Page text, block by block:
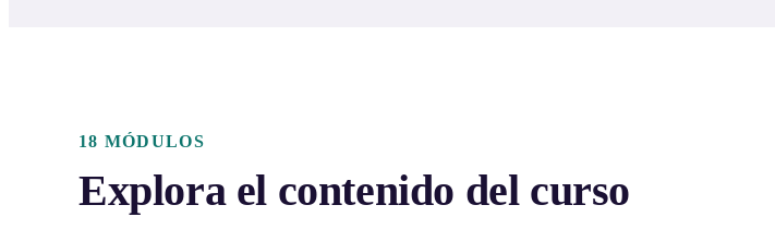
18 MÓDULOS
Explora el contenido del curso